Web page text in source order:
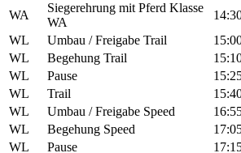
WA
Siegerehrung mit Pferd Klasse
WA
WL
Umbau / Freigabe Trail
WL
Begehung Trail
WL
Pause
WL
Trail
WL
Umbau / Freigabe Speed
WL
Begehung Speed
WL
Pause